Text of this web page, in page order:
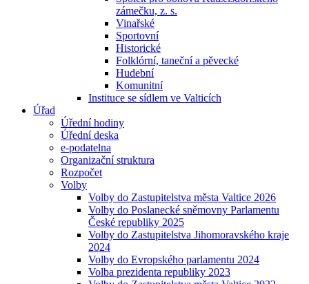
zámečku, z. s.
Vinařské
Sportovní
Historické
Folklórní, taneční a pěvecké
Hudební
Komunitní
Instituce se sídlem ve Valticích
Úřad
Úřední hodiny
Úřední deska
e-podatelna
Organizační struktura
Rozpočet
Volby
Volby do Zastupitelstva města Valtice 2026
Volby do Poslanecké sněmovny Parlamentu
České republiky 2025
Volby do Zastupitelstva Jihomoravského kraje
2024
Volby do Evropského parlamentu 2024
Volba prezidenta republiky 2023